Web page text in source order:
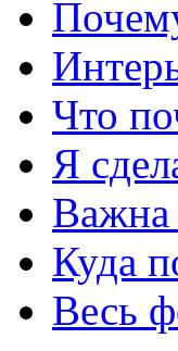
Что
Я
Важна
Куда
Весь